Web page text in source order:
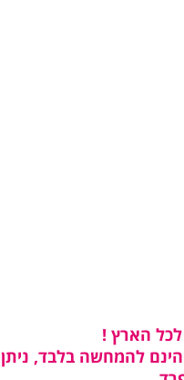
הארץ !
להמחשה בלבד, ניתן